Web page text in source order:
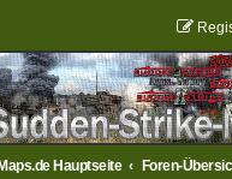
Hauptseite
Foren-